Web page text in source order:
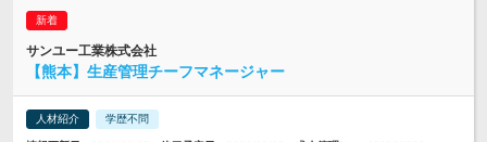
サンユー工業株式会社
【熊本】生産管理チーフマネージャー
人材紹介 学歴不問